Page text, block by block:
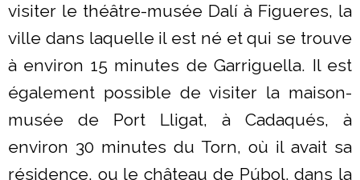
visiter le théâtre-musée Dalí à Figueres, la
ville dans laquelle il est né et qui se trouve
à environ 15 minutes de Garriguella. Il est
également possible de visiter la maison-
musée de Port Lligat, à Cadaqués, à
environ 30 minutes du Torn, où il avait sa
résidence, ou le château de Púbol, dans la